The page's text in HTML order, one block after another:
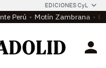
EDICIONES CyL
Perú Motín Zambrana